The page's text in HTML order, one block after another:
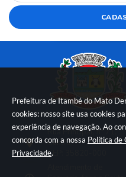
Prefeitura de Itambé do Mato
cookies: nosso site usa cookies
experiência de navegação. Ao
concorda com a nossa Política de
Privacidade.
Rua Principal, n° 71,
Centro
CEP: 35820-000